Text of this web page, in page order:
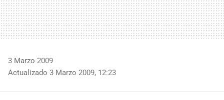
3 Marzo 2009
Actualizado 3 Marzo 2009, 12:23